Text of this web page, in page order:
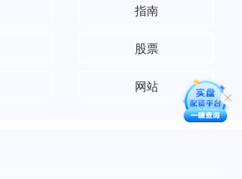
指南
股票
网站